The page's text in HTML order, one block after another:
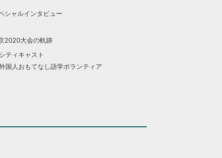
シャルインタビュー
2020大会の軌跡
シティキャスト
国人おもてなし語学ボランティア